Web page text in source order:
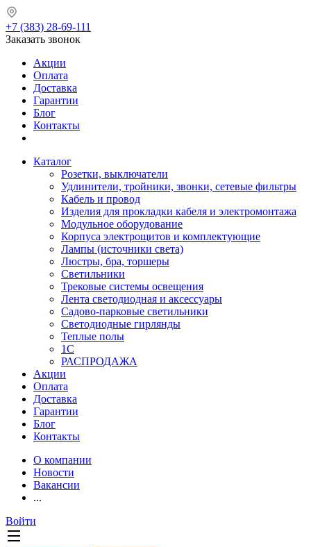
+7 (383) 28-69-111
Заказать звонок
Акции
Оплата
Доставка
Гарантии
Блог
Контакты
Каталог
Розетки, выключатели
Удлинители, тройники, звонки, сетевые фильтры
Кабель и провод
Изделия для прокладки кабеля и электромонтажа
Модульное оборудование
Корпуса электрощитов и комплектующие
Лампы (источники света)
Люстры, бра, торшеры
Светильники
Трековые системы освещения
Лента светодиодная и аксессуары
Садово-парковые светильники
Светодиодные гирлянды
Теплые полы
1С
РАСПРОДАЖА
Акции
Оплата
Доставка
Гарантии
Блог
Контакты
О компании
Новости
Вакансии
...
Войти